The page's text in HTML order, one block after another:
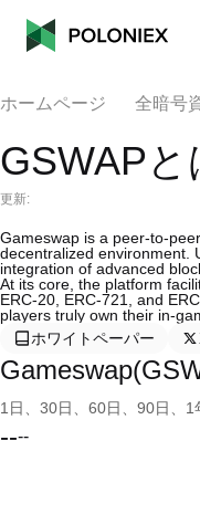
ホームページ 全暗号
GSWAPと
更新:
Gameswap is a peer-to-
decentralized environment.
integration of advanced
At its core, the platform
ERC-20, ERC-721, and
players truly own their in-
ホワイトペーパー
1日、30日、60日、90日、
----